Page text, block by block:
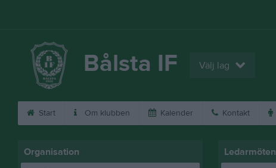
Bålsta IF Välj lag
Start Om klubben Kalender Kontakt
Organisation Ledarmöten